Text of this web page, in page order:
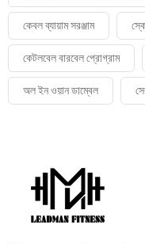
কেবল ব্যায়াম সরঞ্জাম
কেটলবেল বারবেল প্রোগ্রাম
অল ইন ওয়ান ডাম্বেল